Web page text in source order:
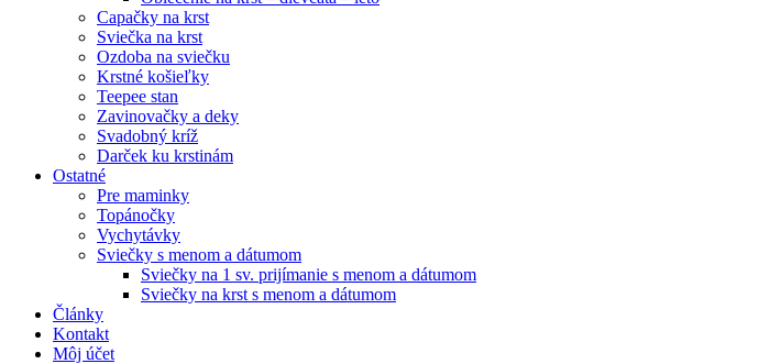
Capačky na krst
Sviečka na krst
Ozdoba na sviečku
Krstné košieľky
Teepee stan
Zavinovačky a deky
Svadobný kríž
Darček ku krstinám
Ostatné
Pre maminky
Topánočky
Vychytávky
Sviečky s menom a dátumom
Sviečky na 1 sv. prijímanie s menom a dátumom
Sviečky na krst s menom a dátumom
Články
Kontakt
Môj účet